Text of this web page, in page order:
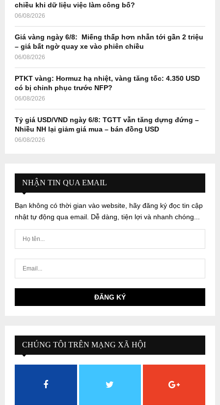
chiều khi dữ liệu việc làm công bố?
06/08/2026
Giá vàng ngày 6/8: Miếng thấp hơn nhẫn tới gần 2 triệu
– giá bất ngờ quay xe vào phiên chiều
06/08/2026
PTKT vàng: Hormuz hạ nhiệt, vàng tăng tốc: 4.350 USD
có bị chinh phục trước NFP?
06/08/2026
Tỷ giá USD/VND ngày 6/8: TGTT vẫn tăng dựng đứng –
Nhiều NH lại giảm giá mua – bán đồng USD
06/08/2026
NHẬN TIN QUA EMAIL
Bạn không có thời gian vào website, hãy đăng ký đọc tin cập
nhật tự động qua email. Dễ dàng, tiện lợi và nhanh chóng...
CHÚNG TÔI TRÊN MẠNG XÃ HỘI